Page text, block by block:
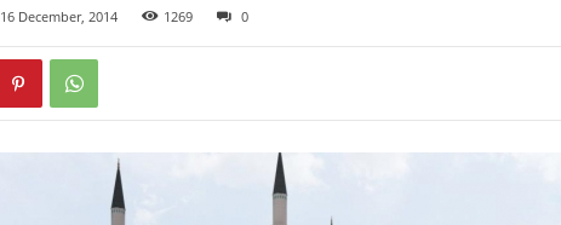
16 December, 2014 1269 0